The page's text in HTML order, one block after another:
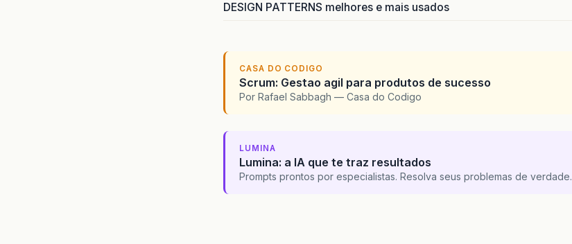
DESIGN PATTERNS melhores e mais usados
CASA DO CODIGO
Scrum: Gestao agil para produtos de sucesso
Por Rafael Sabbagh — Casa do Codigo
LUMINA
Lumina: a IA que te traz resultados
Prompts prontos por especialistas. Resolva seus problemas de verdade.